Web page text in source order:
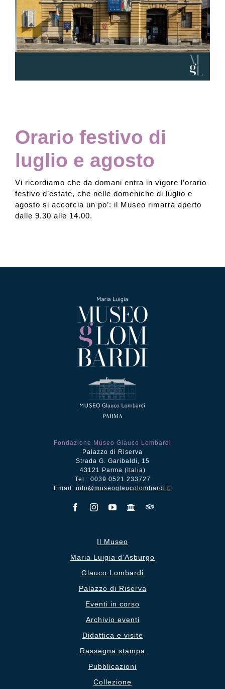
Collezione
Cerca
English
Orario festivo di
luglio e agosto
Vi ricordiamo che da domani entra in vigore l’orario
festivo d’estate, che nelle domeniche di luglio e
agosto si accorcia un po’: il Museo rimarrà aperto
dalle 9.30 alle 14.00.
Fondazione Museo Glauco Lombardi
Palazzo di Riserva
Strada G. Garibaldi, 15
43121 Parma (Italia)
Tel.: 0039 0521 233727
Email: info@museoglaucolombardi.it
Il Museo
Maria Luigia d’Asburgo
Glauco Lombardi
Palazzo di Riserva
Eventi in corso
Archivio eventi
Didattica e visite
Rassegna stampa
Pubblicazioni
Collezione